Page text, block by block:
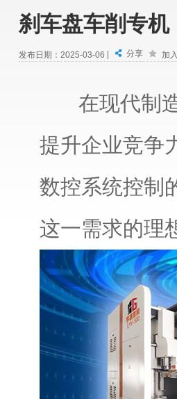
刹车盘车削专
发布日期：2025-03-06 | 分享 加
在现代制
提升企业竞争
数控系统控制
这一需求的理